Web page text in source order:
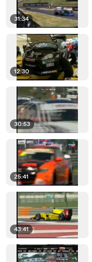
31:34
12:30
30:53
25:41
43:41